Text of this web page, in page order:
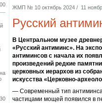
ЖМП № 10 октябрь 2024 / 11
Русский
В Центральном музее
«Русский антиминс». На
антиминсов с начала их
произведений редкие
церковных иерархов из
искусства «Церковно-
— Современный тип
частицами мощей появился в